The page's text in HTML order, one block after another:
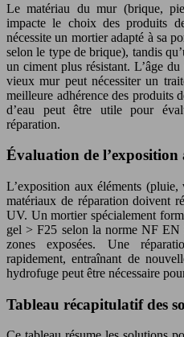
Le matériau du mur (brique,
impacte le choix des produits
nécessite un mortier adapté à sa
selon le type de brique), tandis
un ciment plus résistant. L’âge
vieux mur peut nécessiter un
meilleure adhérence des produits
d’eau peut être utile pour
réparation.
Évaluation de l’exposition
L’exposition aux éléments
matériaux de réparation doivent
UV. Un mortier spécialement
gel > F25 selon la norme NF EN
zones exposées. Une
rapidement, entraînant de
hydrofuge peut être nécessaire
Tableau récapitulatif des